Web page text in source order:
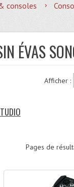
consoles
ÉVAS
Afficher :
Pages de